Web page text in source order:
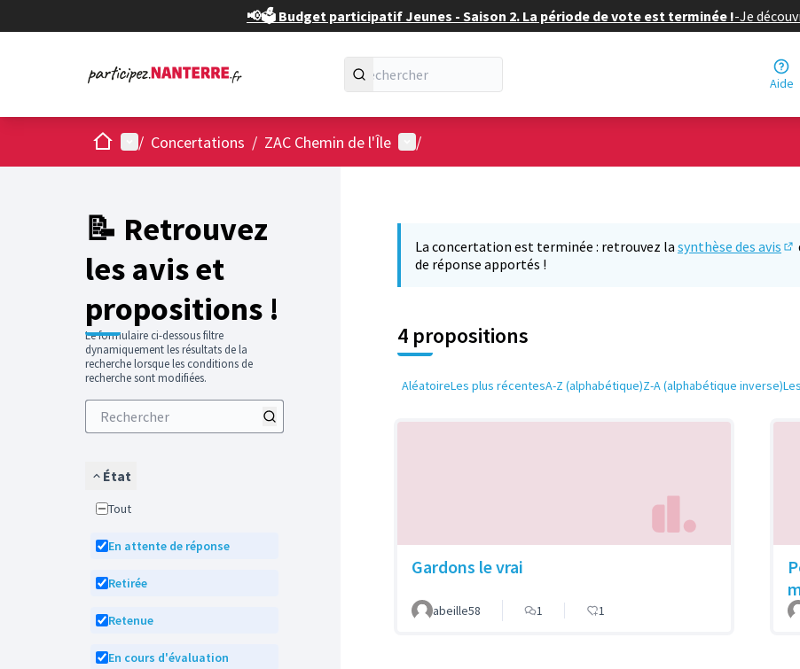
📢🗳️ Budget participatif Jeunes - Saison 2. La période de vote est terminée !-Je
Aide
AccueilMenu principal
/ Concertations / ZAC Chemin de l'Île Menu utilisateur
/
📝 Retrouvez
les avis et
propositions !
Le formulaire ci-dessous filtre
dynamiquement les résultats de la
recherche lorsque les conditions de
recherche sont modifiées.
État
Tout
En attente de réponse
Retirée
Retenue
En cours d'évaluation
La concertation est terminée : retrouvez la synthèse des avis
de réponse apportés !
4 propositions
AléatoireLes plus récentesA-Z (alphabétique)Z-A (alphabétique inverse)
Gardons le vrai
abeille58 1 1